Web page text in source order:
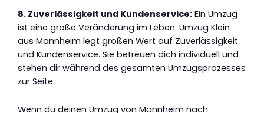
8. Zuverlässigkeit und Kundenservice: Ein Umzug
ist eine große Veränderung im Leben. Umzug Klein
aus Mannheim legt großen Wert auf Zuverlässigkeit
und Kundenservice. Sie betreuen dich individuell und
stehen dir während des gesamten Umzugsprozesses
zur Seite.
Wenn du deinen Umzug von Mannheim nach